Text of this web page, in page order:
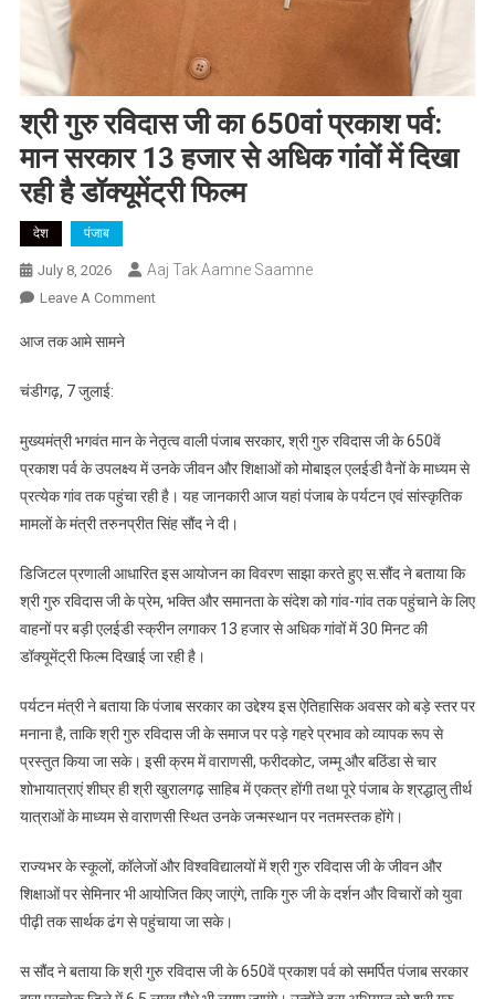
श्री गुरु रविदास जी का 650वां प्रकाश पर्व:
मान सरकार 13 हजार से अधिक गांवों में दिखा
रही है डॉक्यूमेंट्री फिल्म
देश पंजाब
July 8, 2026 Aaj Tak Aamne Saamne
Leave A CommentOn
650वां
प्रकाश
पर्व:
मान
13
हजार
से
अधिक
में
दिखा
रही
डॉक्यूमेंट्री
आज तक आमे सामने
चंडीगढ़, 7 जुलाई:
मुख्यमंत्री भगवंत मान के नेतृत्व वाली पंजाब सरकार, श्री गुरु रविदास जी के 650वें
प्रकाश पर्व के उपलक्ष्य में उनके जीवन और शिक्षाओं को मोबाइल एलईडी वैनों के माध्यम से
प्रत्येक गांव तक पहुंचा रही है। यह जानकारी आज यहां पंजाब के पर्यटन एवं सांस्कृतिक
मामलों के मंत्री तरुनप्रीत सिंह सौंद ने दी।
डिजिटल प्रणाली आधारित इस आयोजन का विवरण साझा करते हुए स.सौंद ने बताया कि
श्री गुरु रविदास जी के प्रेम, भक्ति और समानता के संदेश को गांव-गांव तक पहुंचाने के लिए
वाहनों पर बड़ी एलईडी स्क्रीन लगाकर 13 हजार से अधिक गांवों में 30 मिनट की
डॉक्यूमेंट्री फिल्म दिखाई जा रही है।
पर्यटन मंत्री ने बताया कि पंजाब सरकार का उद्देश्य इस ऐतिहासिक अवसर को बड़े स्तर पर
मनाना है, ताकि श्री गुरु रविदास जी के समाज पर पड़े गहरे प्रभाव को व्यापक रूप से
प्रस्तुत किया जा सके। इसी क्रम में वाराणसी, फरीदकोट, जम्मू और बठिंडा से चार
शोभायात्राएं शीघ्र ही श्री खुरालगढ़ साहिब में एकत्र होंगी तथा पूरे पंजाब के श्रद्धालु तीर्थ
यात्राओं के माध्यम से वाराणसी स्थित उनके जन्मस्थान पर नतमस्तक होंगे।
राज्यभर के स्कूलों, कॉलेजों और विश्वविद्यालयों में श्री गुरु रविदास जी के जीवन और
शिक्षाओं पर सेमिनार भी आयोजित किए जाएंगे, ताकि गुरु जी के दर्शन और विचारों को युवा
पीढ़ी तक सार्थक ढंग से पहुंचाया जा सके।
स सौंद ने बताया कि श्री गुरु रविदास जी के 650वें प्रकाश पर्व को समर्पित पंजाब सरकार